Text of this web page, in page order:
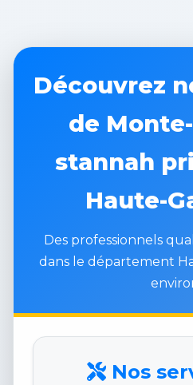
Découvrez
de
stannah
Haute-
Des professionnels
dans le département
Nos